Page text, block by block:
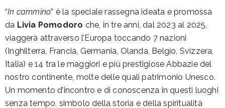
“In cammino” è la speciale rassegna ideata e promossa
da Livia Pomodoro che, in tre anni, dal 2023 al 2025,
viaggerà attraverso l’Europa toccando 7 nazioni
(Inghilterra, Francia, Germania, Olanda, Belgio, Svizzera,
Italia) e 14 tra le maggiori e più prestigiose Abbazie del
nostro continente, molte delle quali patrimonio Unesco.
Un momento d’incontro e di conoscenza in questi luoghi
senza tempo, simbolo della storia e della spiritualità